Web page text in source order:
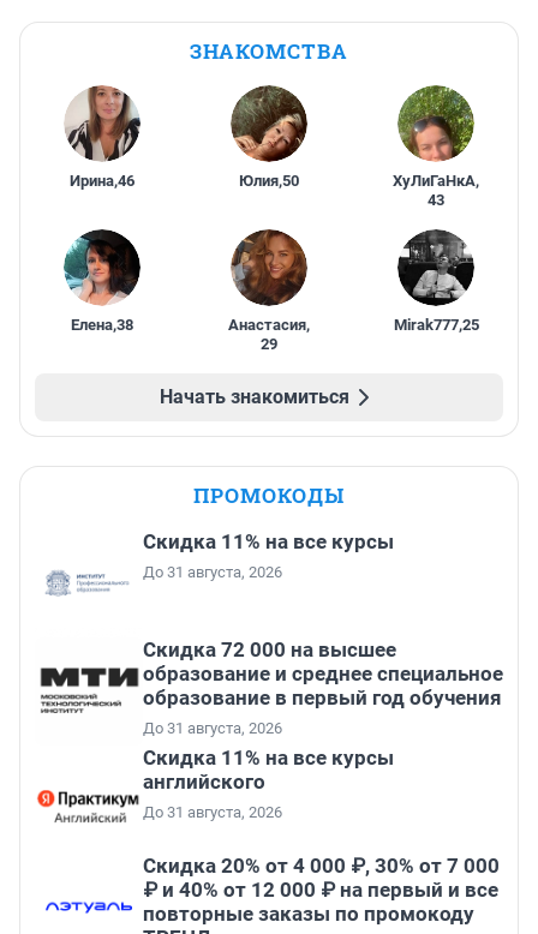
ЗНАКОМСТВА
Ирина,46 Юлия,50 ХуЛиГаНкА,
43
Елена,38 Анастасия,
29
Mirak777,25
Начать знакомиться
ПРОМОКОДЫ
Скидка 11% на все курсы
До 31 августа, 2026
Скидка 72 000 на высшее
образование и среднее специальное
образование в первый год обучения
До 31 августа, 2026
Скидка 11% на все курсы
английского
До 31 августа, 2026
Скидка 20% от 4 000 ₽, 30% от 7 000
₽ и 40% от 12 000 ₽ на первый и все
повторные заказы по промокоду